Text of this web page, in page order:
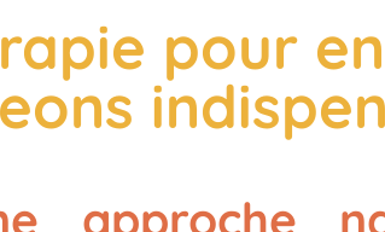
pour
approche